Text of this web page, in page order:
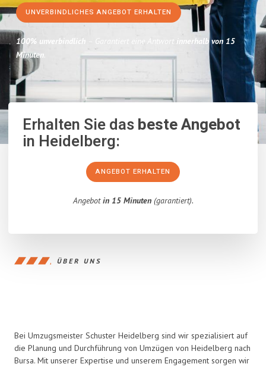
UNVERBINDLICHES ANGEBOT ERHALTEN
100% unverbindlich – Garantiert eine Antwort innerhalb von 15
Minuten.
Erhalten Sie dasbeste Angebot
in Heidelberg:
ANGEBOT ERHALTEN
Angebotin 15 Minuten(garantiert).
ÜBER UNS
Bei Umzugsmeister Schuster Heidelberg sind wir spezialisiert auf
die Planung und Durchführung von Umzügen von Heidelberg nach
Bursa. Mit unserer Expertise und unserem Engagement sorgen wir